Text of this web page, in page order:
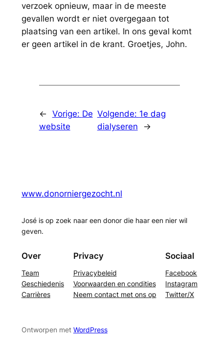
verzoek opnieuw, maar in de meeste
gevallen wordt er niet overgegaan tot
plaatsing van een artikel. In ons geval komt
er geen artikel in de krant. Groetjes, John.
← Vorige: De
website
Volgende: 1e dag
dialyseren
→
www.donorniergezocht.nl
José is op zoek naar een donor die haar een nier wil
geven.
Over
Team
Geschiedenis
Carrières
Privacy
Privacybeleid
Voorwaarden en condities
Neem contact met ons op
Sociaal
Facebook
Instagram
Twitter/X
Ontworpen met WordPress